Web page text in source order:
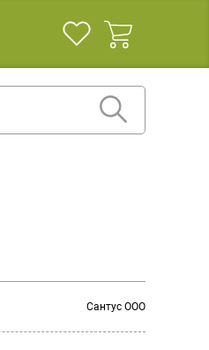
Сантус ООО